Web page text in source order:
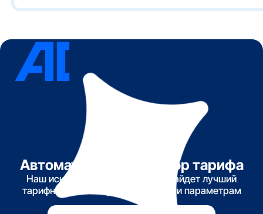
Автоматический подбор тарифа
Наш искусственный интеллект найдет лучший
тарифный план по указанным вами параметрам